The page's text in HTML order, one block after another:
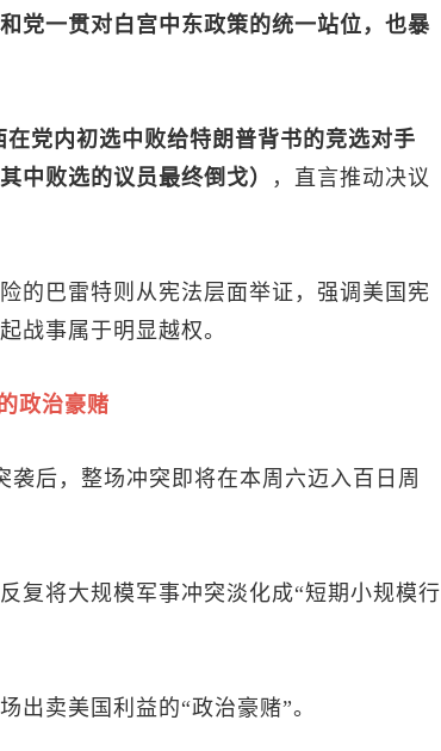
党一贯对白宫中东政策的统一站位，也暴
在党内初选中败给特朗普背书的竞选对手
中败选的议员最终倒戈）
，直言推动决议
的巴雷特则从宪法层面举证，强调美国宪
战事属于明显越权。
政治豪赌
后，整场冲突即将在本周六迈入百日周
复将大规模军事冲突淡化成“短期小规模行
出卖美国利益的“政治豪赌”。